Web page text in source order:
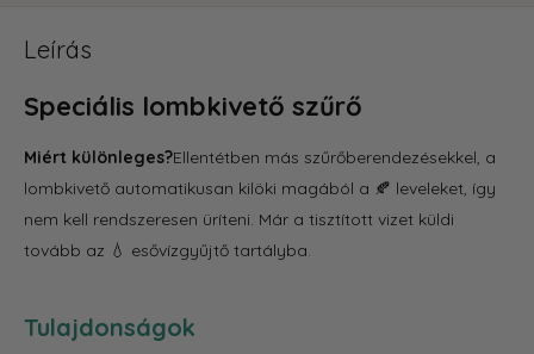
Leírás
Speciális lombkivető szűrő
Miért különleges?Ellentétben más szűrőberendezésekkel, a
lombkivető automatikusan kilöki magából a 🍂 leveleket, így
nem kell rendszeresen üríteni. Már a tisztított vizet küldi
tovább az 💧 esővízgyűjtő tartályba.
Tulajdonságok